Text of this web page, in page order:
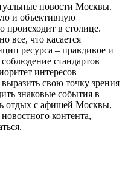
новости Москвы.
и объективную
в столице.
все, что касается
ресурса – правдивое и
стандартов
интересов
свою точку зрения
знаковые события в
отдых с афишей Москвы,
контента,